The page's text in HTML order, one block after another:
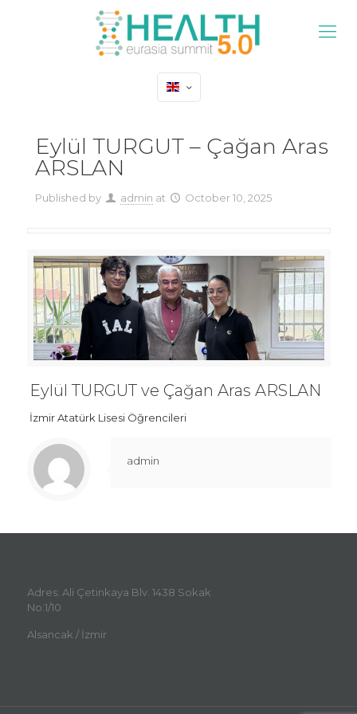
Eylül TURGUT – Çağan Aras
ARSLAN
Published by admin at October 10, 2025
Eylül TURGUT ve Çağan Aras ARSLAN
İzmir Atatürk Lisesi Öğrencileri
admin
Adres: Ali Çetinkaya Blv. 1438 Sokak
No:1/10
Alsancak / İzmir